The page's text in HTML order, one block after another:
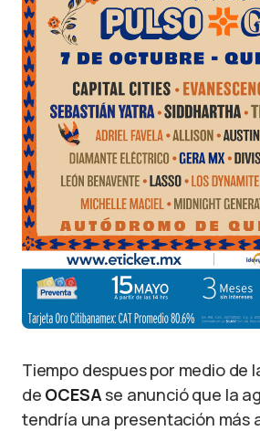
Tiempo despues por medio de
de OCESAse anunció que la
tendría una presentación más